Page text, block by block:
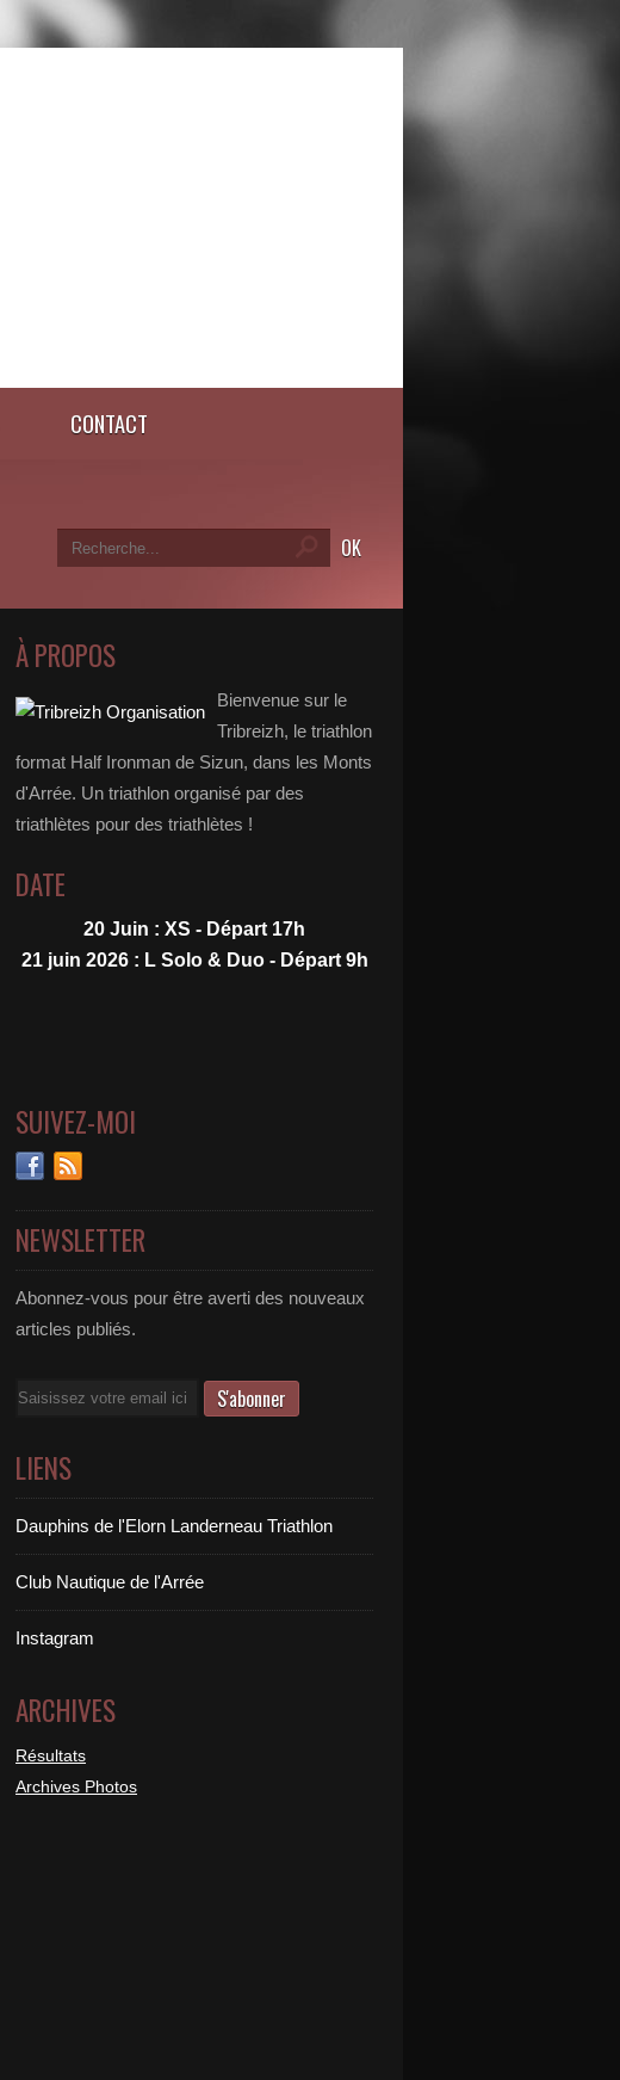
CONTACT
À PROPOS
Bienvenue sur le
Tribreizh, le triathlon
format Half Ironman de Sizun, dans les Monts
d'Arrée. Un triathlon organisé par des
triathlètes pour des triathlètes !
DATE
20 Juin : XS - Départ 17h
21 juin 2026 : L Solo & Duo - Départ 9h
SUIVEZ-MOI
NEWSLETTER
Abonnez-vous pour être averti des nouveaux
articles publiés.
Email
LIENS
Dauphins de l'Elorn Landerneau Triathlon
Club Nautique de l'Arrée
Instagram
ARCHIVES
Résultats
Archives Photos